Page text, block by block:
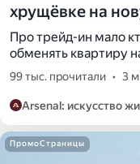
хрущёвке на
Про трейд-ин мало
обменять квартиру
99 тыс. прочитали • 3
Arsenal: искусство
ПромоСтраницы